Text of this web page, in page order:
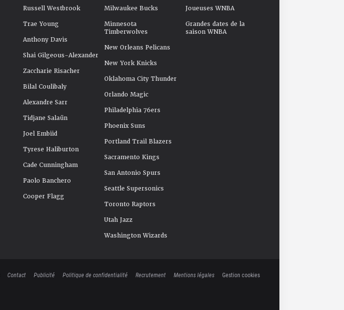
Russell Westbrook
Trae Young
Anthony Davis
Shai Gilgeous-Alexander
Zaccharie Risacher
Bilal Coulibaly
Alexandre Sarr
Tidjane Salaün
Joel Embiid
Tyrese Haliburton
Cade Cunningham
Paolo Banchero
Cooper Flagg
Milwaukee Bucks
Minnesota
Timberwolves
New Orleans Pelicans
New York Knicks
Oklahoma City Thunder
Orlando Magic
Philadelphia 76ers
Phoenix Suns
Portland Trail Blazers
Sacramento Kings
San Antonio Spurs
Seattle Supersonics
Toronto Raptors
Utah Jazz
Washington Wizards
Joueuses WNBA
Grandes dates de la
saison WNBA
Contact Publicité Politique de confidentialité Recrutement Mentions légales Gestion cookies